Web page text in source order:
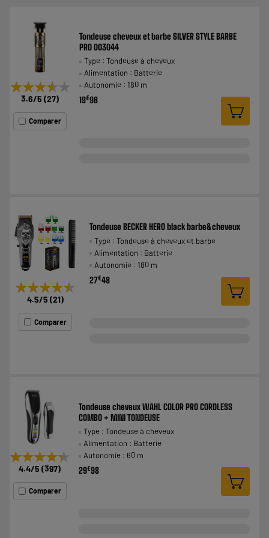
★★★★★
★★★★★
3.6/5 (27)
Comparer
Tondeuse cheveux et barbe SILVER STYLE BARBE
PRO 003044
Type : Tondeuse à cheveux
Alimentation : Batterie
Autonomie : 180 m
19€98
★★★★★
★★★★★
4.5/5 (21)
Comparer
Tondeuse BECKER HERO black barbe&cheveux
Type : Tondeuse à cheveux et barbe
Alimentation : Batterie
Autonomie : 180 m
27€48
★★★★★
★★★★★
4.4/5 (397)
Comparer
Tondeuse cheveux WAHL COLOR PRO CORDLESS
COMBO + MINI TONDEUSE
Type : Tondeuse à cheveux
Alimentation : Batterie
Autonomie : 60 m
29€98